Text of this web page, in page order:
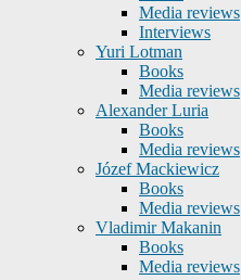
Media reviews
Interviews
Yuri Lotman
Books
Media reviews
Alexander Luria
Books
Media reviews
Józef Mackiewicz
Books
Media reviews
Vladimir Makanin
Books
Media reviews